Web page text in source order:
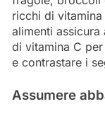
ricchi di
alimenti assicura
di vitamina C
e contrastare i
Assumere